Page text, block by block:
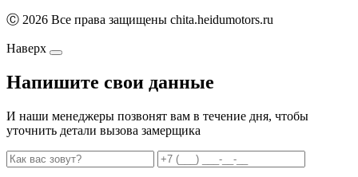
Ⓒ 2026 Все права защищены chita.heidumotors.ru
Наверх
Напишите свои данные
И наши менеджеры позвонят вам в течение дня, чтобы
уточнить детали вызова замерщика